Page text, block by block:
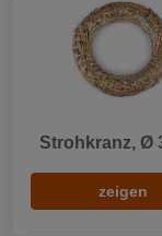
Strohkranz, Ø
zeigen